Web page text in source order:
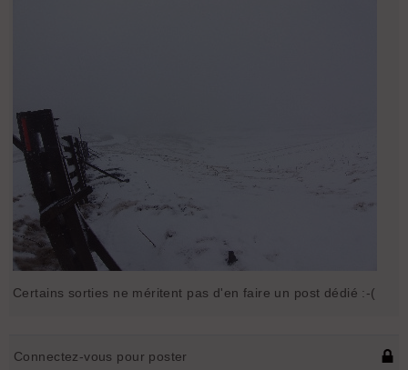
Certains sorties ne méritent pas d'en faire un post dédié :-(
Connectez-vous pour poster